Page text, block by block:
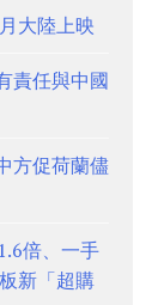
大陸上映
責任與中國
方促荷蘭儘
倍、一手
新「超購